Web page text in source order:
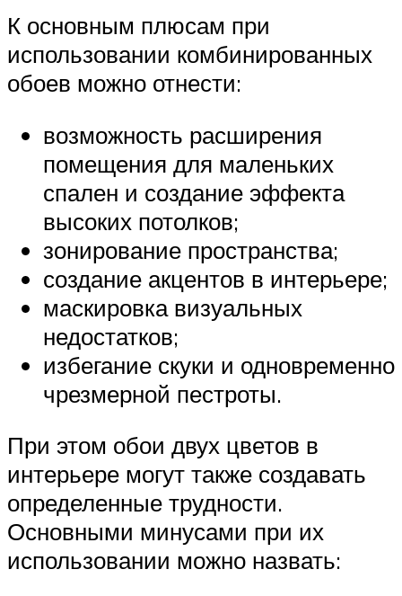
К основным плюсам при
использовании комбинированных
обоев можно отнести:
возможность расширения
помещения для маленьких
спален и создание эффекта
высоких потолков;
зонирование пространства;
создание акцентов в интерьере;
маскировка визуальных
недостатков;
избегание скуки и одновременно
чрезмерной пестроты.
При этом обои двух цветов в
интерьере могут также создавать
определенные трудности.
Основными минусами при их
использовании можно назвать: